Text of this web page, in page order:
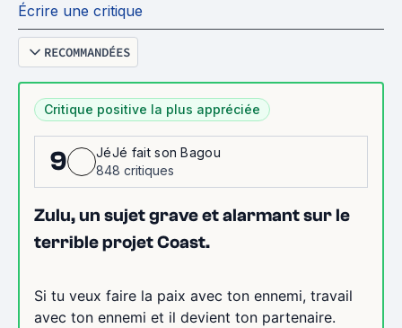
Écrire une critique
RECOMMANDÉES
Critique positive la plus appréciée
9
JéJé fait son Bagou
848 critiques
Zulu, un sujet grave et alarmant sur le
terrible projet Coast.
Si tu veux faire la paix avec ton ennemi, travail
avec ton ennemi et il devient ton partenaire.